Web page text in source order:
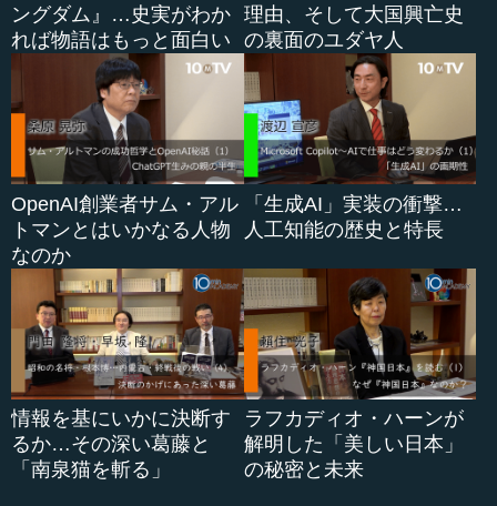
ングダム』…史実がわか
れば物語はもっと面白い
理由、そして大国興亡史
の裏面のユダヤ人
OpenAI創業者サム・アル
トマンとはいかなる人物
なのか
「生成AI」実装の衝撃…
人工知能の歴史と特長
情報を基にいかに決断す
るか…その深い葛藤と
「南泉猫を斬る」
ラフカディオ・ハーンが
解明した「美しい日本」
の秘密と未来